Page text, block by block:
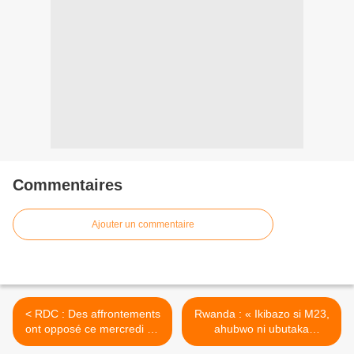
Commentaires
Ajouter un commentaire
< RDC : Des affrontements
ont opposé ce mercredi 12
avril RDF/M23 et
Rwanda : « Ikibazo si M23,
ahubwo ni ubutaka
bw’igihugu cyacu bwahawe